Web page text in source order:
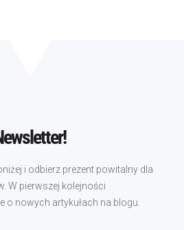
i odbierz prezent powitalny dla
W pierwszej kolejności
o nowych artykułach na blogu.